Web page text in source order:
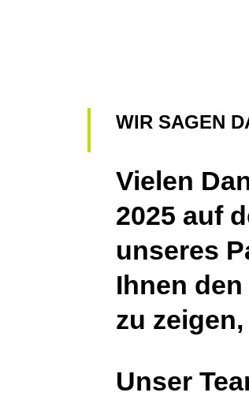
WIR SAGEN
Vielen
2025 auf
unseres
Ihnen
zu
Unser